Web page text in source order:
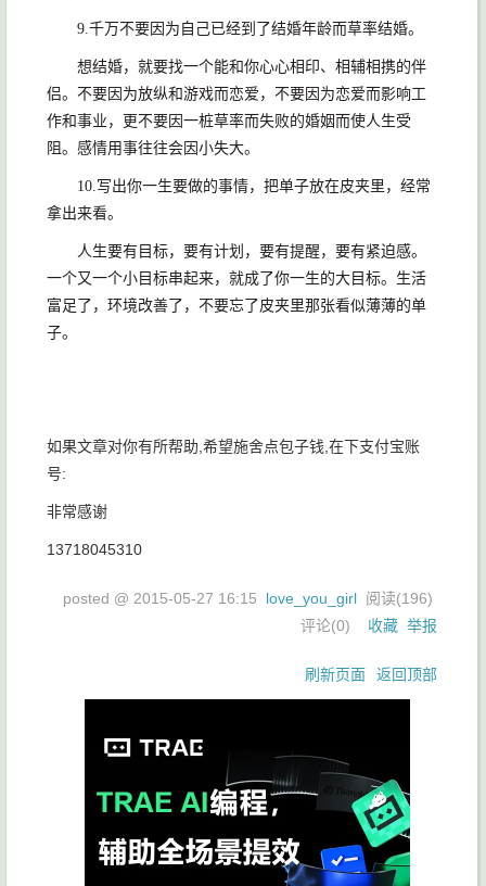
9.千万不要因为自己已经到了结婚年龄而草率结婚。
想结婚，就要找一个能和你心心相印、相辅相携的伴
侣。不要因为放纵和游戏而恋爱，不要因为恋爱而影响工
作和事业，更不要因一桩草率而失败的婚姻而使人生受
阻。感情用事往往会因小失大。
10.写出你一生要做的事情，把单子放在皮夹里，经常
拿出来看。
人生要有目标，要有计划，要有提醒，要有紧迫感。
一个又一个小目标串起来，就成了你一生的大目标。生活
富足了，环境改善了，不要忘了皮夹里那张看似薄薄的单
子。
如果文章对你有所帮助,希望施舍点包子钱,在下支付宝账
号:
非常感谢
13718045310
posted @ 2015-05-27 16:15 love_you_girl 阅读(196)
评论(0) 收藏 举报
刷新页面 返回顶部